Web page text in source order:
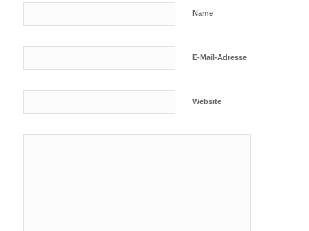
Name
E-Mail-Adresse
Website